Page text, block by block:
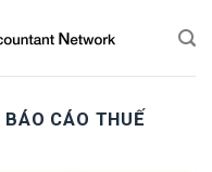
BÁO CÁO THUẾ